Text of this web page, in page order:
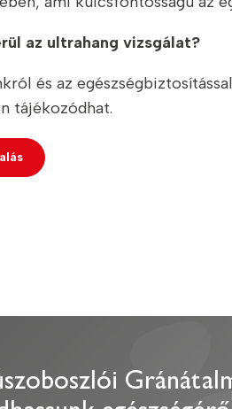
az ultrahang vizsgálat?
és az
tájékozódhat.